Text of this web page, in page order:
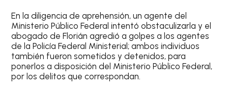
En la diligencia de aprehensión, un agente del
Ministerio Público Federal intentó obstaculizarla y el
abogado de Florián agredió a golpes a los agentes
de la Policía Federal Ministerial; ambos individuos
también fueron sometidos y detenidos, para
ponerlos a disposición del Ministerio Público Federal,
por los delitos que correspondan.